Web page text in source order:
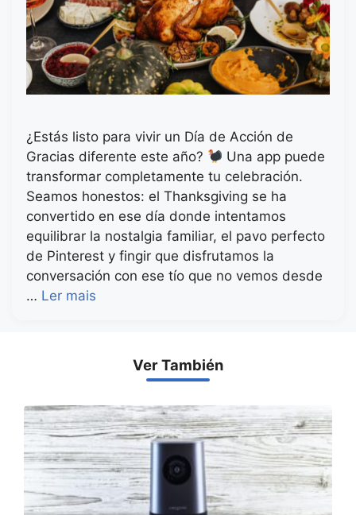
¿Estás listo para vivir un Día de Acción de
Gracias diferente este año?
Una app puede
transformar completamente tu celebración.
Seamos honestos: el Thanksgiving se ha
convertido en ese día donde intentamos
equilibrar la nostalgia familiar, el pavo perfecto
de Pinterest y fingir que disfrutamos la
conversación con ese tío que no vemos desde
… Ler mais
Ver También